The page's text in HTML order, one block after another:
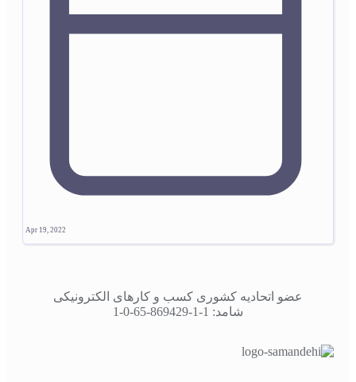
Apr 19, 2022
عضو اتحادیه کشوری کسب و کارهای الکترونیکی
شامد: 1-1-869429-65-0-1